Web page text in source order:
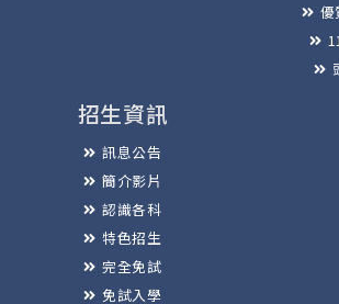
優
招生資訊
訊息公告
簡介影片
認識各科
特色招生
完全免試
免試入學